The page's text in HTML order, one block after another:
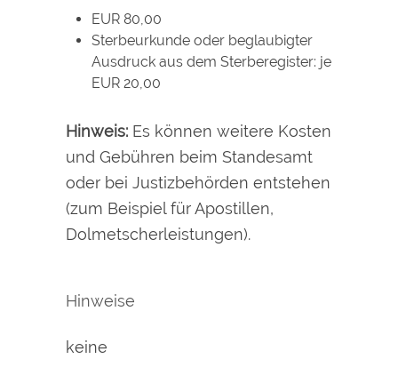
EUR 80,00
Sterbeurkunde oder beglaubigter
Ausdruck aus dem Sterberegister: je
EUR 20,00
Hinweis: Es können weitere Kosten
und Gebühren beim Standesamt
oder bei Justizbehörden entstehen
(zum Beispiel für Apostillen,
Dolmetscherleistungen).
Hinweise
keine